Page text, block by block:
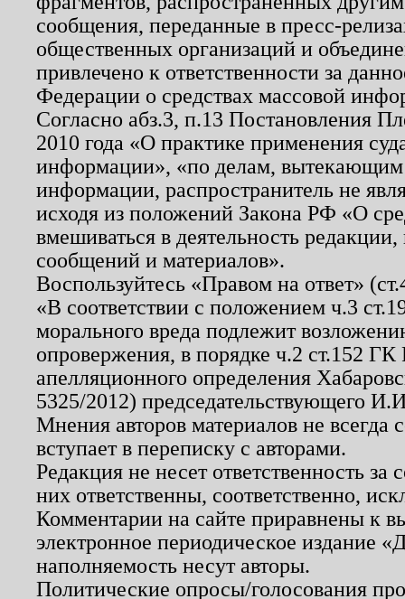
сообщения, переданные в пресс-
общественных организаций и
привлечено к ответственности за
Федерации о средствах массовой
Согласно абз.3, п.13 Постановления
2010 года «О практике применения
информации», «по делам, вытекающим
информации, распространитель не
исходя из положений Закона РФ «О
вмешиваться в деятельность
сообщений и материалов».
Воспользуйтесь «Правом на ответ»
«В соответствии с положением ч.3
морального вреда подлежит
опровержения, в порядке ч.2 ст.152
апелляционного определения
5325/2012) председательствующего
Мнения авторов материалов не
вступает в переписку с авторами.
Редакция не несет ответственность
них ответственны, соответственно,
Комментарии на сайте приравнены к
электронное периодическое издание
наполняемость несут авторы.
Политические опросы/голосования